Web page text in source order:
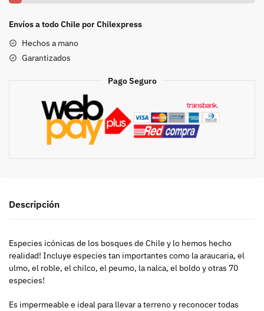
CHILE
-
desplegable
cantidad
Envíos a todo Chile por Chilexpress
Hechos a mano
Garantizados
Pago Seguro
Descripción
Especies icónicas de los bosques de Chile y lo hemos hecho
realidad! Incluye especies tan importantes como la araucaria, el
ulmo, el roble, el chilco, el peumo, la nalca, el boldo y otras 70
especies!
Es impermeable e ideal para llevar a terreno y reconocer todas